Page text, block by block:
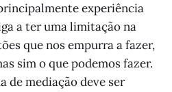
experiência
a ter uma limitação na
que nos empurra a fazer,
sim o que podemos fazer.
de mediação deve ser